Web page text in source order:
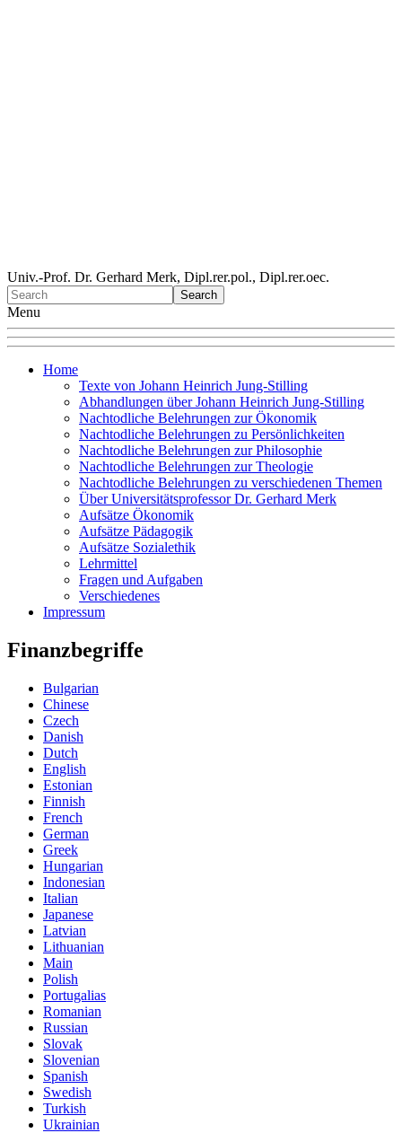
Univ.-Prof. Dr. Gerhard Merk, Dipl.rer.pol., Dipl.rer.oec.
Menu
Home
Texte von Johann Heinrich Jung-Stilling
Abhandlungen über Johann Heinrich Jung-Stilling
Nachtodliche Belehrungen zur Ökonomik
Nachtodliche Belehrungen zu Persönlichkeiten
Nachtodliche Belehrungen zur Philosophie
Nachtodliche Belehrungen zur Theologie
Nachtodliche Belehrungen zu verschiedenen Themen
Über Universitätsprofessor Dr. Gerhard Merk
Aufsätze Ökonomik
Aufsätze Pädagogik
Aufsätze Sozialethik
Lehrmittel
Fragen und Aufgaben
Verschiedenes
Impressum
Finanzbegriffe
Bulgarian
Chinese
Czech
Danish
Dutch
English
Estonian
Finnish
French
German
Greek
Hungarian
Indonesian
Italian
Japanese
Latvian
Lithuanian
Main
Polish
Portugalias
Romanian
Russian
Slovak
Slovenian
Spanish
Swedish
Turkish
Ukrainian